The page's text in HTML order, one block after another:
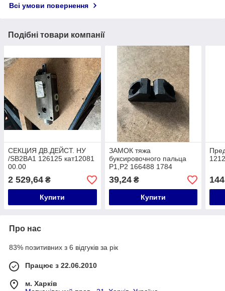
Всі умови повернення
Подібні товари компанії
СЕКЦИЯ ДВ.ДЕЙСТ. НУ
/SB2BA1 126125 кат12081
00.00
2 529,64 ₴
Купити
ЗАМОК тяжа
буксировочного пальца
Р1,Р2 166488 1784
00.00.15
39,24₴
Купити
Про нас
83% позитивних з 6 відгуків за рік
Працює з 22.06.2010
м. Харків